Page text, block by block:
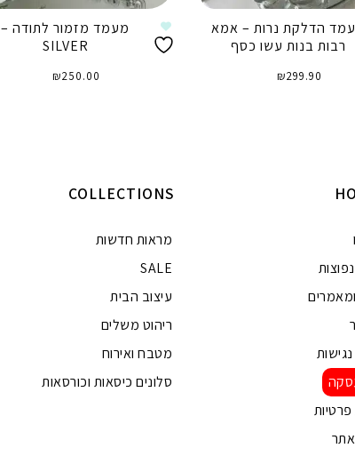
הדלקת נרות – אמא
רבות בנות עשו כסף
₪299.90
מעמד מזמור לתודה –
SILVER
₪250.00
COLLECTIONS
מראות חדשות
SALE
עיצוב הבית
ריהוט משלים
מטבח ואירוח
סלונים כיסאות וכורסאות
פרטיות